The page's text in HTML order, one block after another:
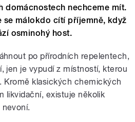
domácnostech nechceme mít.
se málokdo cítí příjemně, když
osminohý host.
po přírodních repelentech,
jen je vypudí z místností, kterou
Kromě klasických chemických
likvidační, existuje několik